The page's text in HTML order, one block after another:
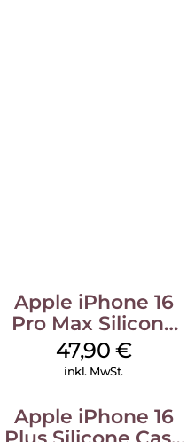
Apple iPhone 16
Pro Max Silicone
Case MagSafe
Black
47,90 €
inkl. MwSt.
Apple iPhone 16